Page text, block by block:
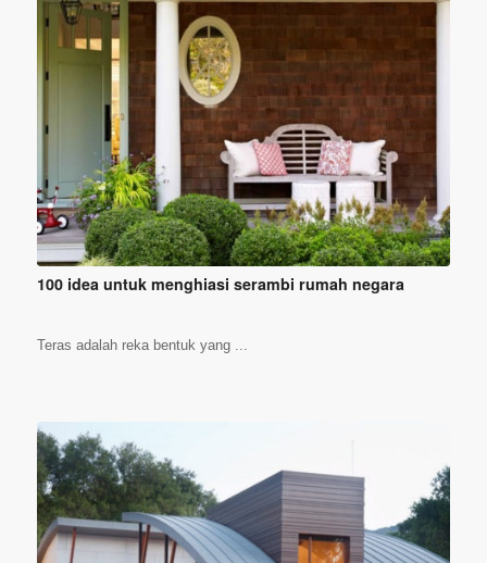
100 idea untuk menghiasi serambi rumah negara
Teras adalah reka bentuk yang ...